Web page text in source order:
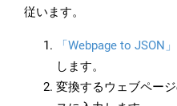
従います。
「Webpage to JSON」
します。
変換するウェブペー